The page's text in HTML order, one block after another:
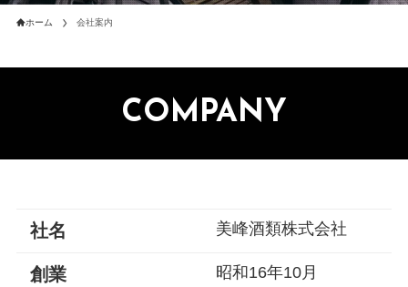
ホーム 会社案内
COMPANY
社名 美峰酒類株式会社
創業 昭和16年10月